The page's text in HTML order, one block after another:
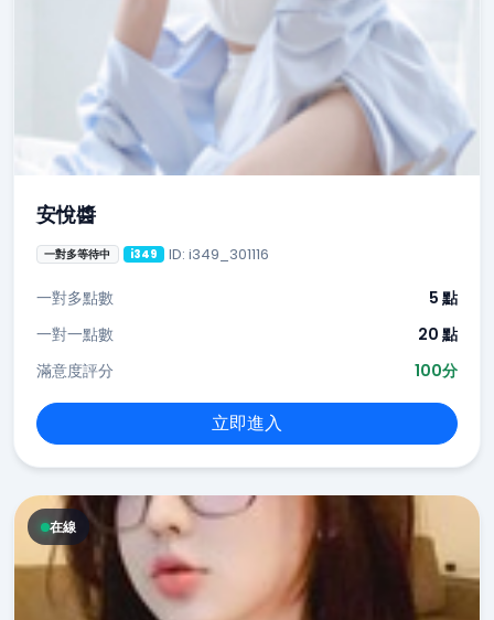
安悅醬
一對多等待中 i349 ID: i349_301116
一對多點數
5 點
一對一點數
20 點
滿意度評分
100分
立即進入
在線